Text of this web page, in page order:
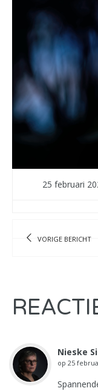
25 februari
VORIGE BERICHT
Nieske
op 25